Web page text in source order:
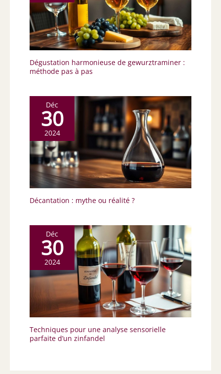
Dégustation harmonieuse de gewurztraminer :
méthode pas à pas
Déc
30
2024
Décantation : mythe ou réalité ?
Déc
30
2024
Techniques pour une analyse sensorielle
parfaite d’un zinfandel